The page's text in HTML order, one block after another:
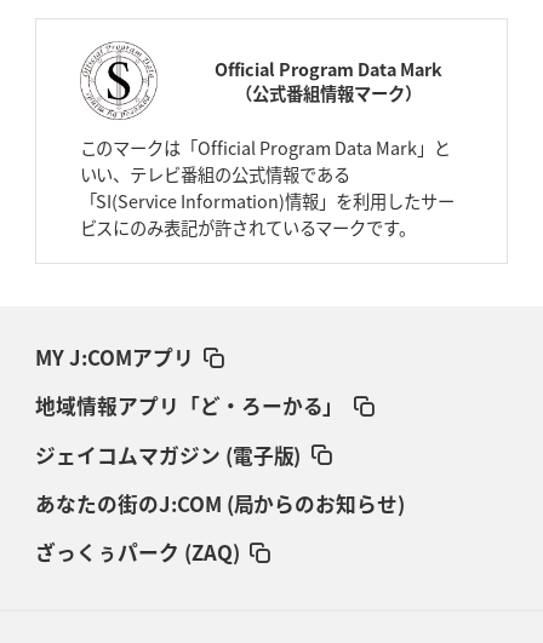
Official Program Data Mark
（公式番組情報マーク）
このマークは「Official Program Data Mark」と
いい、テレビ番組の公式情報である
「SI(Service Information)情報」を利用したサー
ビスにのみ表記が許されているマークです。
MY J:COMアプリ
地域情報アプリ「ど・ろーかる」
ジェイコムマガジン (電子版)
あなたの街のJ:COM (局からのお知らせ)
ざっくぅパーク (ZAQ)